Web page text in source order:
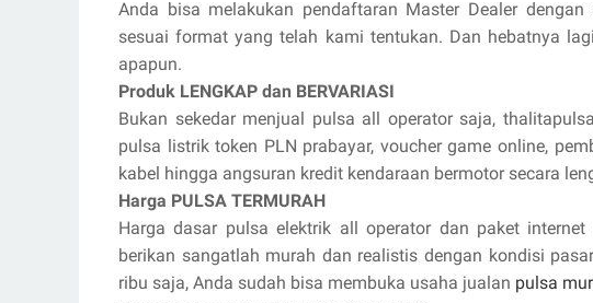
Anda bisa melakukan pendaftaran Master Dealer
sesuai format yang telah kami tentukan. Dan hebatnya
apapun.
Produk LENGKAP dan BERVARIASI
Bukan sekedar menjual pulsa all operator saja,
pulsa listrik token PLN prabayar, voucher game online,
kabel hingga angsuran kredit kendaraan bermotor secara
Harga PULSA TERMURAH
Harga dasar pulsa elektrik all operator dan paket
berikan sangatlah murah dan realistis dengan kondisi
ribu saja, Anda sudah bisa membuka usaha jualan pulsa